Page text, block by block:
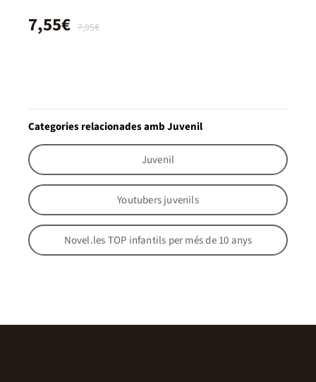
7,95€
7,55€
Categories relacionades amb Juvenil
Juvenil
Youtubers juvenils
Novel.les TOP infantils per més de 10 anys